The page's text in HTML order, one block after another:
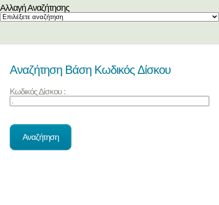
Αλλαγή Αναζήτησης
Αναζήτηση Βάση Κωδικός Δίσκου
Κωδικός Δίσκου :